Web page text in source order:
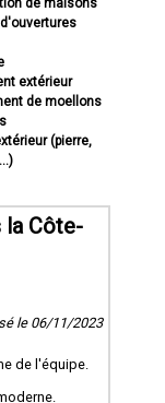
extérieur
de moellons
(pierre,
la Côte-
le 06/11/2023
de l'équipe.